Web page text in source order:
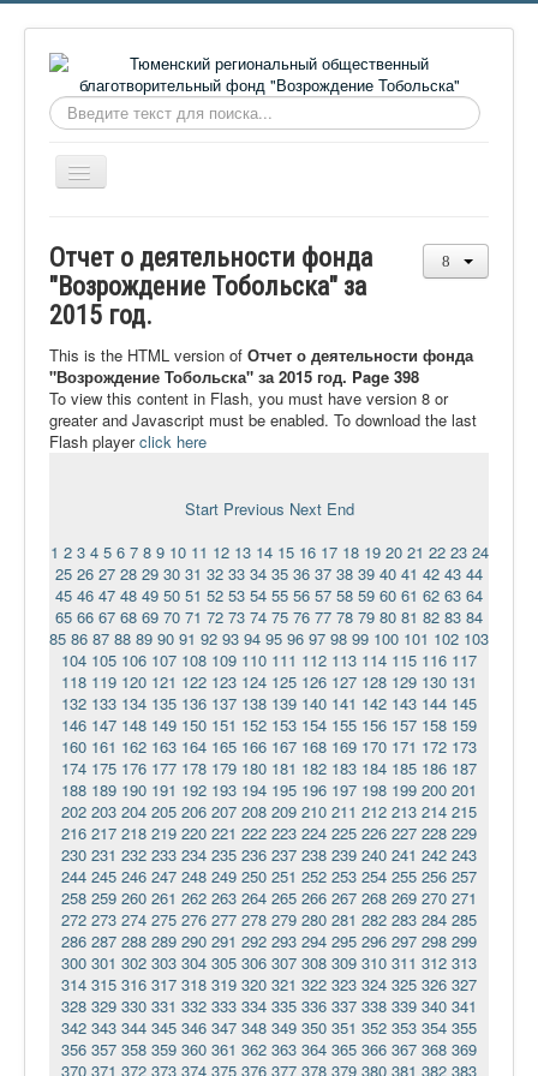
Искать...
Включить/
выключить
О фонде
Онлайн библиотека
Видеоматериалы
Контакты
Сайт проекта Достоевский
Отчет о деятельности фонда
"Возрождение Тобольска" за
2015 год.
This is the HTML version of Отчет о деятельности фонда
"Возрождение Тобольска" за 2015 год. Page 398
To view this content in Flash, you must have version 8 or
greater and Javascript must be enabled. To download the last
Flash playerclick here
Start Previous Next End
1 2 3 4 5 6 7 8 9 10 11 12 13 14 15 16 17 18 19 20 21 22 23 24
25 26 27 28 29 30 31 32 33 34 35 36 37 38 39 40 41 42 43 44
45 46 47 48 49 50 51 52 53 54 55 56 57 58 59 60 61 62 63 64
65 66 67 68 69 70 71 72 73 74 75 76 77 78 79 80 81 82 83 84
85 86 87 88 89 90 91 92 93 94 95 96 97 98 99 100 101 102 103
104 105 106 107 108 109 110 111 112 113 114 115 116 117
118 119 120 121 122 123 124 125 126 127 128 129 130 131
132 133 134 135 136 137 138 139 140 141 142 143 144 145
146 147 148 149 150 151 152 153 154 155 156 157 158 159
160 161 162 163 164 165 166 167 168 169 170 171 172 173
174 175 176 177 178 179 180 181 182 183 184 185 186 187
188 189 190 191 192 193 194 195 196 197 198 199 200 201
202 203 204 205 206 207 208 209 210 211 212 213 214 215
216 217 218 219 220 221 222 223 224 225 226 227 228 229
230 231 232 233 234 235 236 237 238 239 240 241 242 243
244 245 246 247 248 249 250 251 252 253 254 255 256 257
258 259 260 261 262 263 264 265 266 267 268 269 270 271
272 273 274 275 276 277 278 279 280 281 282 283 284 285
286 287 288 289 290 291 292 293 294 295 296 297 298 299
300 301 302 303 304 305 306 307 308 309 310 311 312 313
314 315 316 317 318 319 320 321 322 323 324 325 326 327
328 329 330 331 332 333 334 335 336 337 338 339 340 341
342 343 344 345 346 347 348 349 350 351 352 353 354 355
356 357 358 359 360 361 362 363 364 365 366 367 368 369
370 371 372 373 374 375 376 377 378 379 380 381 382 383